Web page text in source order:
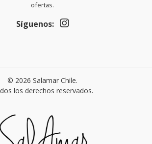
ofertas.
Síguenos:
© 2026 Salamar Chile.
los derechos reservados.